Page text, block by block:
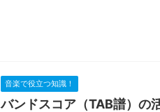
音楽で役立つ知識！
バンドスコア（TAB譜）の